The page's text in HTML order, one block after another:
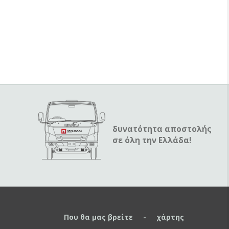
δυνατότητα αποστολής
σε όλη την Ελλάδα!
Που θα μας βρείτε - χάρτης